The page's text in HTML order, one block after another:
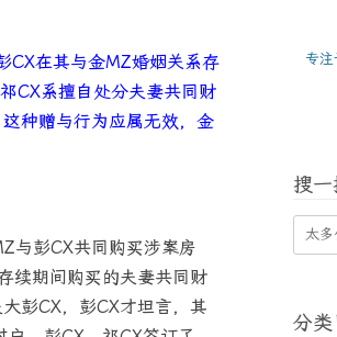
CX在其与金MZ婚姻关系存
CX系擅自处分夫妻共同财
种赠与行为应属无效，金
与彭CX共同购买涉案房
续期间购买的夫妻共同财
彭CX，彭CX才坦言，其
专
搜一
分